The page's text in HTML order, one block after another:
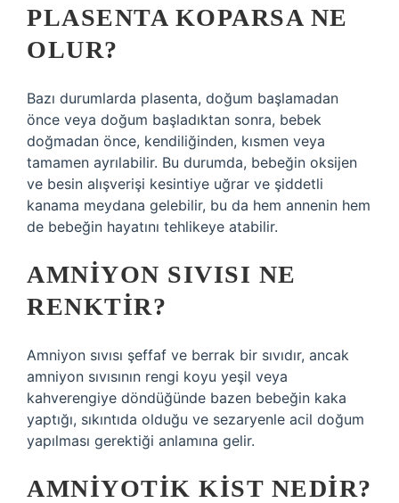
PLASENTA KOPARSA NE
OLUR?
Bazı durumlarda plasenta, doğum başlamadan
önce veya doğum başladıktan sonra, bebek
doğmadan önce, kendiliğinden, kısmen veya
tamamen ayrılabilir. Bu durumda, bebeğin oksijen
ve besin alışverişi kesintiye uğrar ve şiddetli
kanama meydana gelebilir, bu da hem annenin hem
de bebeğin hayatını tehlikeye atabilir.
AMNIYON SIVISI NE
RENKTIR?
Amniyon sıvısı şeffaf ve berrak bir sıvıdır, ancak
amniyon sıvısının rengi koyu yeşil veya
kahverengiye döndüğünde bazen bebeğin kaka
yaptığı, sıkıntıda olduğu ve sezaryenle acil doğum
yapılması gerektiği anlamına gelir.
AMNIYOTIK KIST NEDIR?